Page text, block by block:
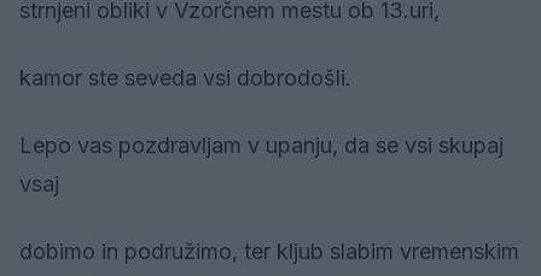
strnjeni obliki v Vzorčnem mestu ob 13.uri,
kamor ste seveda vsi dobrodošli.
Lepo vas pozdravljam v upanju, da se vsi skupaj
vsaj
dobimo in podružimo, ter kljub slabim vremenskim